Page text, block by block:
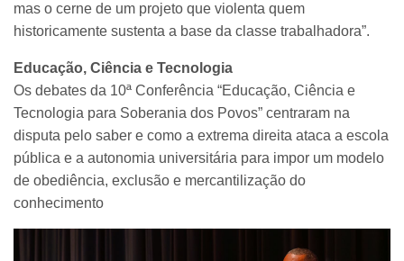
mas o cerne de um projeto que violenta quem
historicamente sustenta a base da classe trabalhadora”.
Educação, Ciência e Tecnologia
Os debates da 10ª Conferência “Educação, Ciência e
Tecnologia para Soberania dos Povos” centraram na
disputa pelo saber e como a extrema direita ataca a escola
pública e a autonomia universitária para impor um modelo
de obediência, exclusão e mercantilização do
conhecimento